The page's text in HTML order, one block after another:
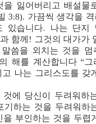
을 잃어버리고 배설물
3:8). 가끔씩 생각을
있습니다. 나는 단지
함께! 그것의 대가가
씀을 외치는 것을 멈
해를 계산합니다 “그
나는 그리스도를 갖
것에 당신이 두려워하
기하는 것을 두려워하
을 부인하는 것을 두렵